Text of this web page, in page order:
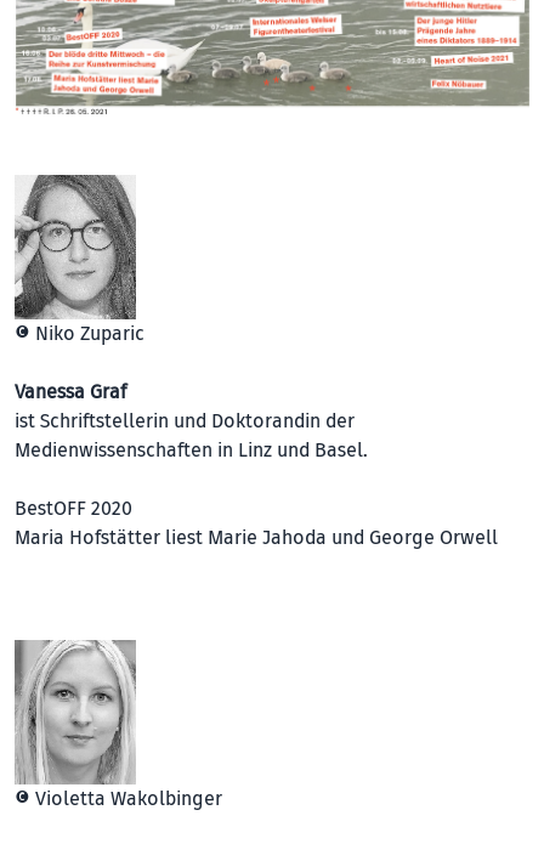
© Niko Zuparic
Vanessa Graf
ist Schriftstellerin und Doktorandin der
Medienwissenschaften in Linz und Basel.
BestOFF 2020
Maria Hofstätter liest Marie Jahoda und George Orwell
© Violetta Wakolbinger